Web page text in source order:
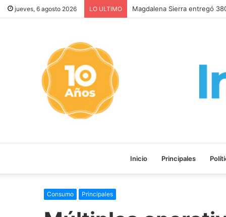
jueves, 6 agosto 2026 LO ULTIMO SIGUEN LOS FEMICIDIOS,
Inicio Principales
Consumo Principales